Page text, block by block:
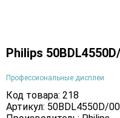
Philips
Профессиональные дисплеи
Код товара: 218
Артикул: 50BDL4550D/00